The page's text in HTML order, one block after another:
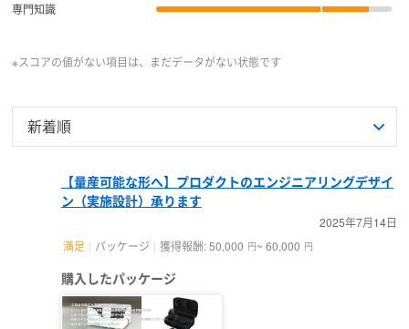
専門知識
※スコアの値がない項目は、まだデータがない状態です
【量産可能な形へ】プロダクトのエンジニアリングデザイ
ン（実施設計）承ります
2025年7月14日
満足
パッケージ 獲得報酬: 50,000 円~ 60,000 円
購入したパッケージ